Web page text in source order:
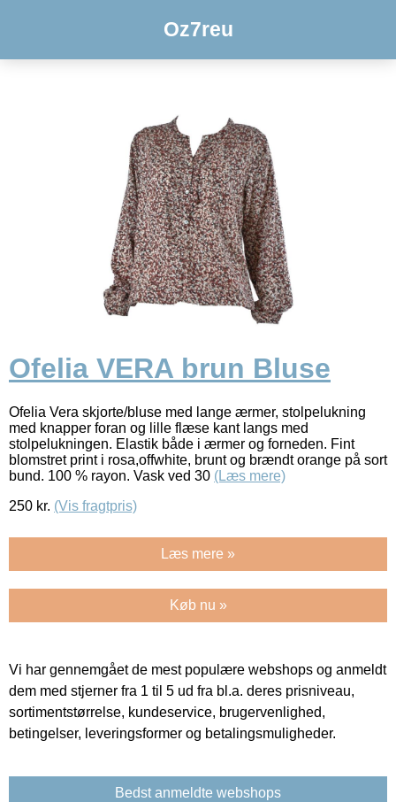
Oz7reu
Ofelia VERA brun Bluse
Ofelia Vera skjorte/bluse med lange ærmer, stolpelukning
med knapper foran og lille flæse kant langs med
stolpelukningen. Elastik både i ærmer og forneden. Fint
blomstret print i rosa,offwhite, brunt og brændt orange på sort
bund. 100 % rayon. Vask ved 30 (Læs mere)
250 kr. (Vis fragtpris)
Læs mere »
Køb nu »
Vi har gennemgået de mest populære webshops og anmeldt
dem med stjerner fra 1 til 5 ud fra bl.a. deres prisniveau,
sortimentstørrelse, kundeservice, brugervenlighed,
betingelser, leveringsformer og betalingsmuligheder.
Bedst anmeldte webshops